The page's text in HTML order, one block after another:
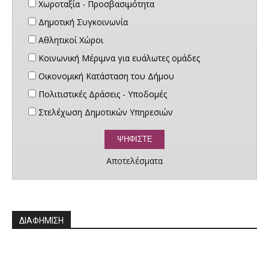
Χωροταξία - Προσβασιμότητα
Δημοτική Συγκοινωνία
Αθλητικοί Χώροι
Κοινωνική Μέριμνα για ευάλωτες ομάδες
Οικονομική Κατάσταση του Δήμου
Πολιτιστικές Δράσεις - Υποδομές
Στελέχωση Δημοτικών Υπηρεσιών
Αποτελέσματα
ΔΙΑΦΗΜΙΣΗ